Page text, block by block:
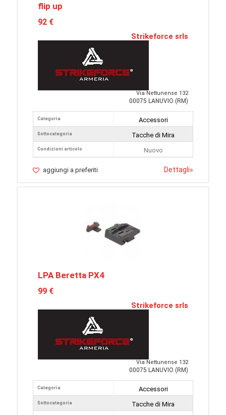
flip up
92 €
Strikeforce srls
Via Nettunense 132
00075 LANUVIO (RM)
Categoria
Sottocategoria
Condizioni articolo
Accessori
Tacche di Mira
Nuovo
aggiungi a preferiti Dettagli»
LPA Beretta PX4
99 €
Strikeforce srls
Via Nettunense 132
00075 LANUVIO (RM)
Categoria
Sottocategoria
Accessori
Tacche di Mira